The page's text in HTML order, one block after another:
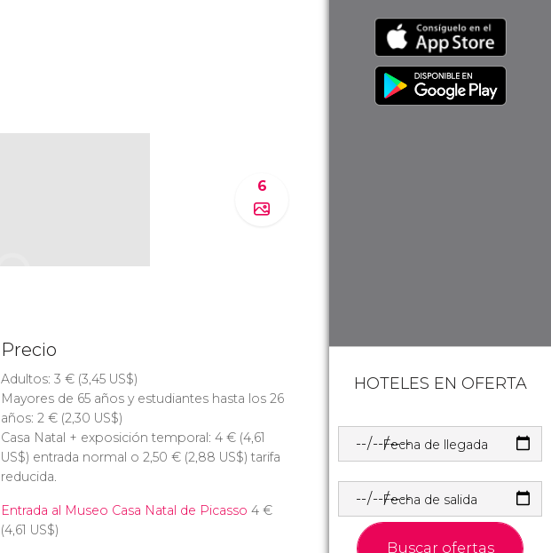
6
Precio
Adultos: 3 €(3,45 US$)
Mayores de 65 años y estudiantes hasta los 26
años: 2 €(2,30 US$)
Casa Natal + exposición temporal: 4 €(4,61
US$) entrada normal o 2,50 €(2,88 US$) tarifa
reducida.
Entrada al Museo Casa Natal de Picasso 4 €
(4,61 US$)
HOTELES EN OFERTA
Fecha de llegada
Fecha de salida
Buscar ofertas